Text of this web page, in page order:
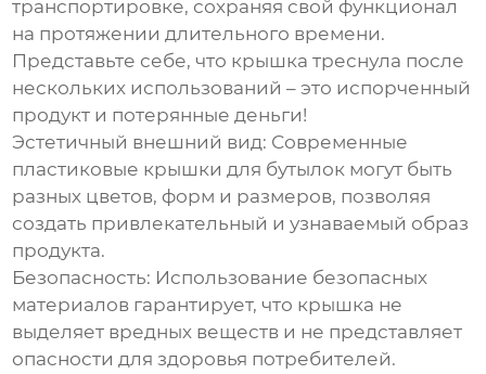
транспортировке, сохраняя свой функционал
на протяжении длительного времени.
Представьте себе, что крышка треснула после
нескольких использований – это испорченный
продукт и потерянные деньги!
Эстетичный внешний вид: Современные
пластиковые крышки для бутылок могут быть
разных цветов, форм и размеров, позволяя
создать привлекательный и узнаваемый образ
продукта.
Безопасность: Использование безопасных
материалов гарантирует, что крышка не
выделяет вредных веществ и не представляет
опасности для здоровья потребителей.